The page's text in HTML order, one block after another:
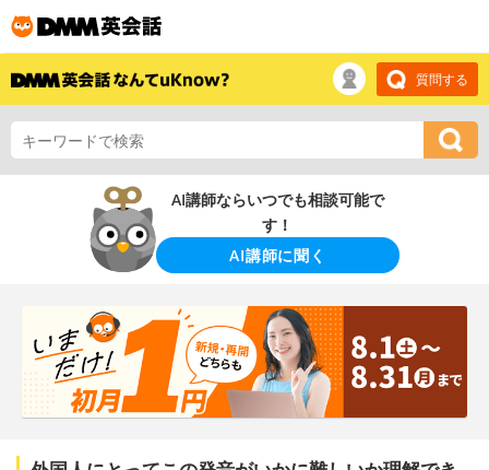
質問する
AI講師ならいつでも相談可能で
す！
AI講師に聞く